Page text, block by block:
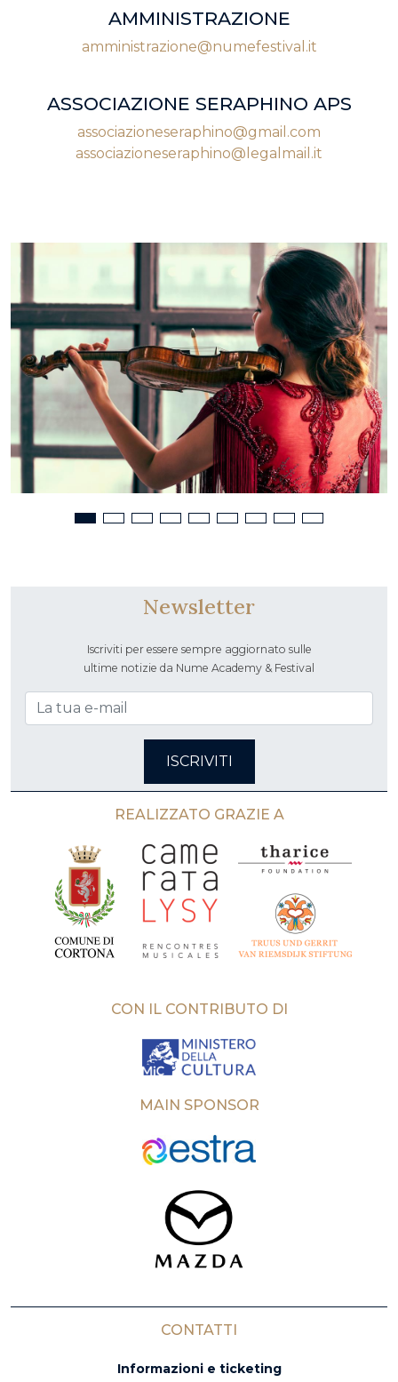
AMMINISTRAZIONE
amministrazione@numefestival.it
ASSOCIAZIONE SERAPHINO APS
associazioneseraphino@gmail.com
associazioneseraphino@legalmail.it
Newsletter
Iscriviti per essere sempre aggiornato sulle
ultime notizie da Nume Academy & Festival
ISCRIVITI
REALIZZATO GRAZIE A
CON IL CONTRIBUTO DI
MAIN SPONSOR
CONTATTI
Informazioni e ticketing